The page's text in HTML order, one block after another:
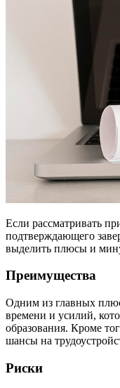
Если рассматривать
подтверждающего
выделить плюсы и
Преимущества
Одним из главных
времени и усилий,
образования. Кроме
шансы на
Риски